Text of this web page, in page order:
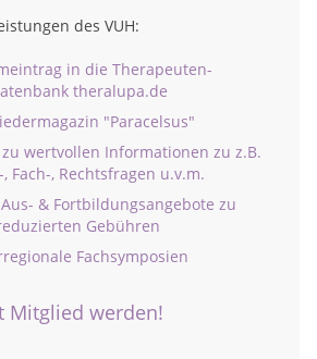
des VUH:
in die Therapeuten-
theralupa.de
"Paracelsus"
zu wertvollen Informationen zu z.B.
Fach-, Rechtsfragen u.v.m.
& Fortbildungsangebote zu
Gebühren
Fachsymposien
Mitglied werden!